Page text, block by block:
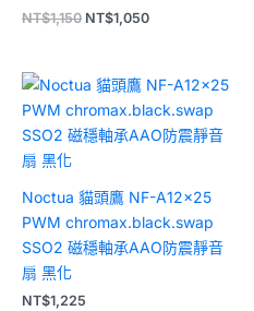
NT$1,150 NT$1,050
Noctua 貓頭鷹 NF-A12x25
PWM chromax.black.swap
SSO2 磁穩軸承AAO防震靜音
扇 黑化
NT$1,225